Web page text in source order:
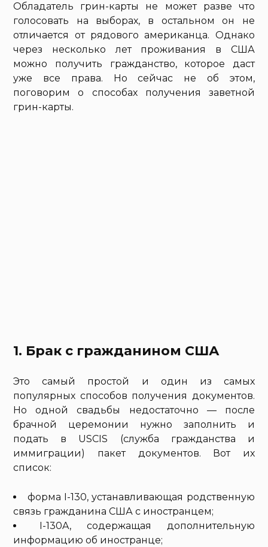
Обладатель грин-карты не может разве что
голосовать на выборах, в остальном он не
отличается от рядового американца. Однако
через несколько лет проживания в США
можно получить гражданство, которое даст
уже все права. Но сейчас не об этом,
поговорим о способах получения заветной
грин-карты.
1. Брак с гражданином США
Это самый простой и один из самых
популярных способов получения документов.
Но одной свадьбы недостаточно — после
брачной церемонии нужно заполнить и
подать в USCIS (служба гражданства и
иммиграции) пакет документов. Вот их
список:
форма I-130, устанавливающая родственную
связь гражданина США с иностранцем;
I-130A, содержащая дополнительную
информацию об иностранце;